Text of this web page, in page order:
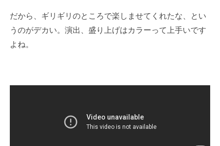
だから、ギリギリのところで楽しませてくれたな、とい
うのがデカい。演出、盛り上げはカラーって上手いです
よね。